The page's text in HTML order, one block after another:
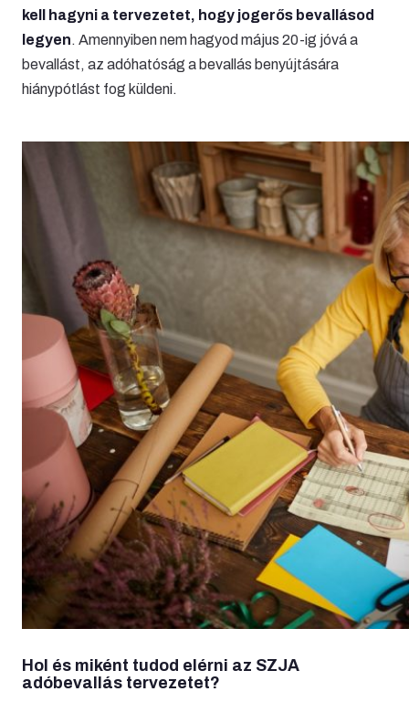
kell hagyni a tervezetet, hogy jogerős bevallásod
legyen. Amennyiben nem hagyod május 20-ig jóvá a
bevallást, az adóhatóság a bevallás benyújtására
hiánypótlást fog küldeni.
Hol és miként tudod elérni az SZJA
adóbevallás tervezetet?